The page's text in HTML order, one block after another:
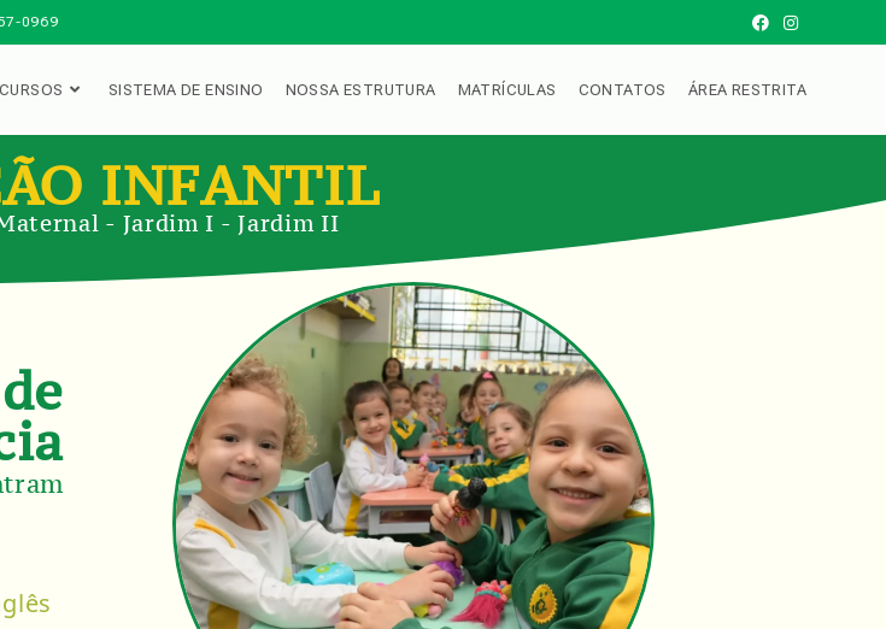
0969
CURSOS SISTEMA DE ENSINO NOSSA ESTRUTURA MATRÍCULAS CONTATOS ÁREA RESTRITA
INFANTIL
- Jardim I - Jardim II